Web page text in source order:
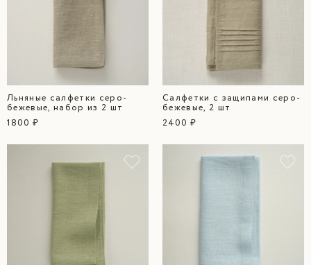
ГОТОВО
LÓWERTY X Хомивуд
LÓWERTY Х Со.бытие
Льняные салфетки серо-
бежевые, набор из 2 шт
1800 ₽
Салфетки с защипами серо-
бежевые, 2 шт
2400 ₽